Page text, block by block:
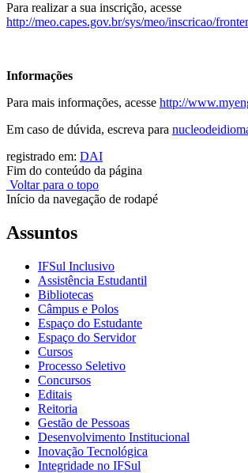
Para realizar a sua inscrição, acesse
http://meo.capes.gov.br/sys/meo/inscricao/
Informações
Para mais informações, acesse http://
Em caso de dúvida, escreva para
registrado em: DAI
Fim do conteúdo da página
Voltar para o topo
Início da navegação de rodapé
Assuntos
IFSul Inclusivo
Assistência Estudantil
Bibliotecas
Câmpus e Polos
Espaço do Estudante
Espaço do Servidor
Cursos
Processo Seletivo
Concursos
Editais
Reitoria
Gestão de Pessoas
Desenvolvimento Institucional
Inovação Tecnológica
Integridade no IFSul